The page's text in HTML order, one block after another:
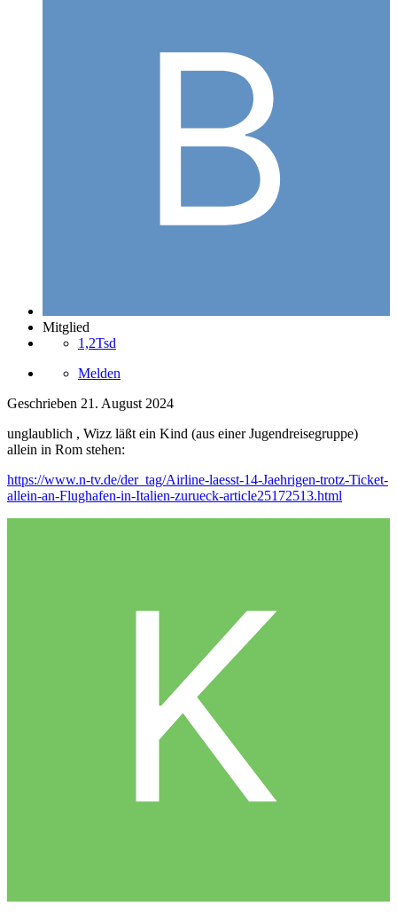
Mitglied
1,2Tsd
Melden
Geschrieben 21. August 2024
unglaublich , Wizz läßt ein Kind (aus einer Jugendreisegruppe)
allein in Rom stehen:
https://www.n-tv.de/der_tag/Airline-laesst-14-Jaehrigen-trotz-Ticket-
allein-an-Flughafen-in-Italien-zurueck-article25172513.html